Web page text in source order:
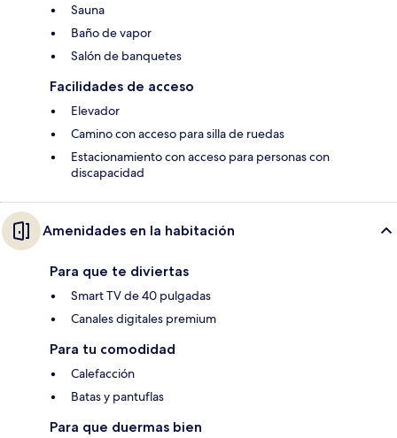
Sauna
Baño de vapor
Salón de banquetes
Facilidades de acceso
Elevador
Camino con acceso para silla de ruedas
Estacionamiento con acceso para personas con
discapacidad
Amenidades en la habitación
Para que te diviertas
Smart TV de 40 pulgadas
Canales digitales premium
Para tu comodidad
Calefacción
Batas y pantuflas
Para que duermas bien